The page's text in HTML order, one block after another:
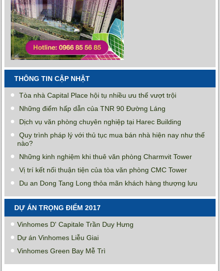
THÔNG TIN CẬP NHẬT
Tòa nhà Capital Place hội tụ nhiều ưu thế vượt trội
Những điểm hấp dẫn của TNR 90 Đường Láng
Dịch vụ văn phòng chuyên nghiệp tại Harec Building
Quy trình pháp lý với thủ tục mua bán nhà hiện nay như thế
nào?
Những kinh nghiệm khi thuê văn phòng Charmvit Tower
Vị trí kết nối thuận tiện của tòa văn phòng CMC Tower
Du an Dong Tang Long thỏa mãn khách hàng thượng lưu
DỰ ÁN TRỌNG ĐIỂM 2017
Vinhomes D' Capitale Trần Duy Hưng
Dự án Vinhomes Liễu Giai
Vinhomes Green Bay Mễ Trì